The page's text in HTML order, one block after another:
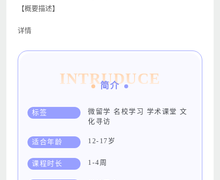
【概要描述】
详情
INTRUDUCE
简介
标签
微留学 名校学习 学术课堂 文
化寻访
适合年龄 12-17岁
课程时长 1-4周